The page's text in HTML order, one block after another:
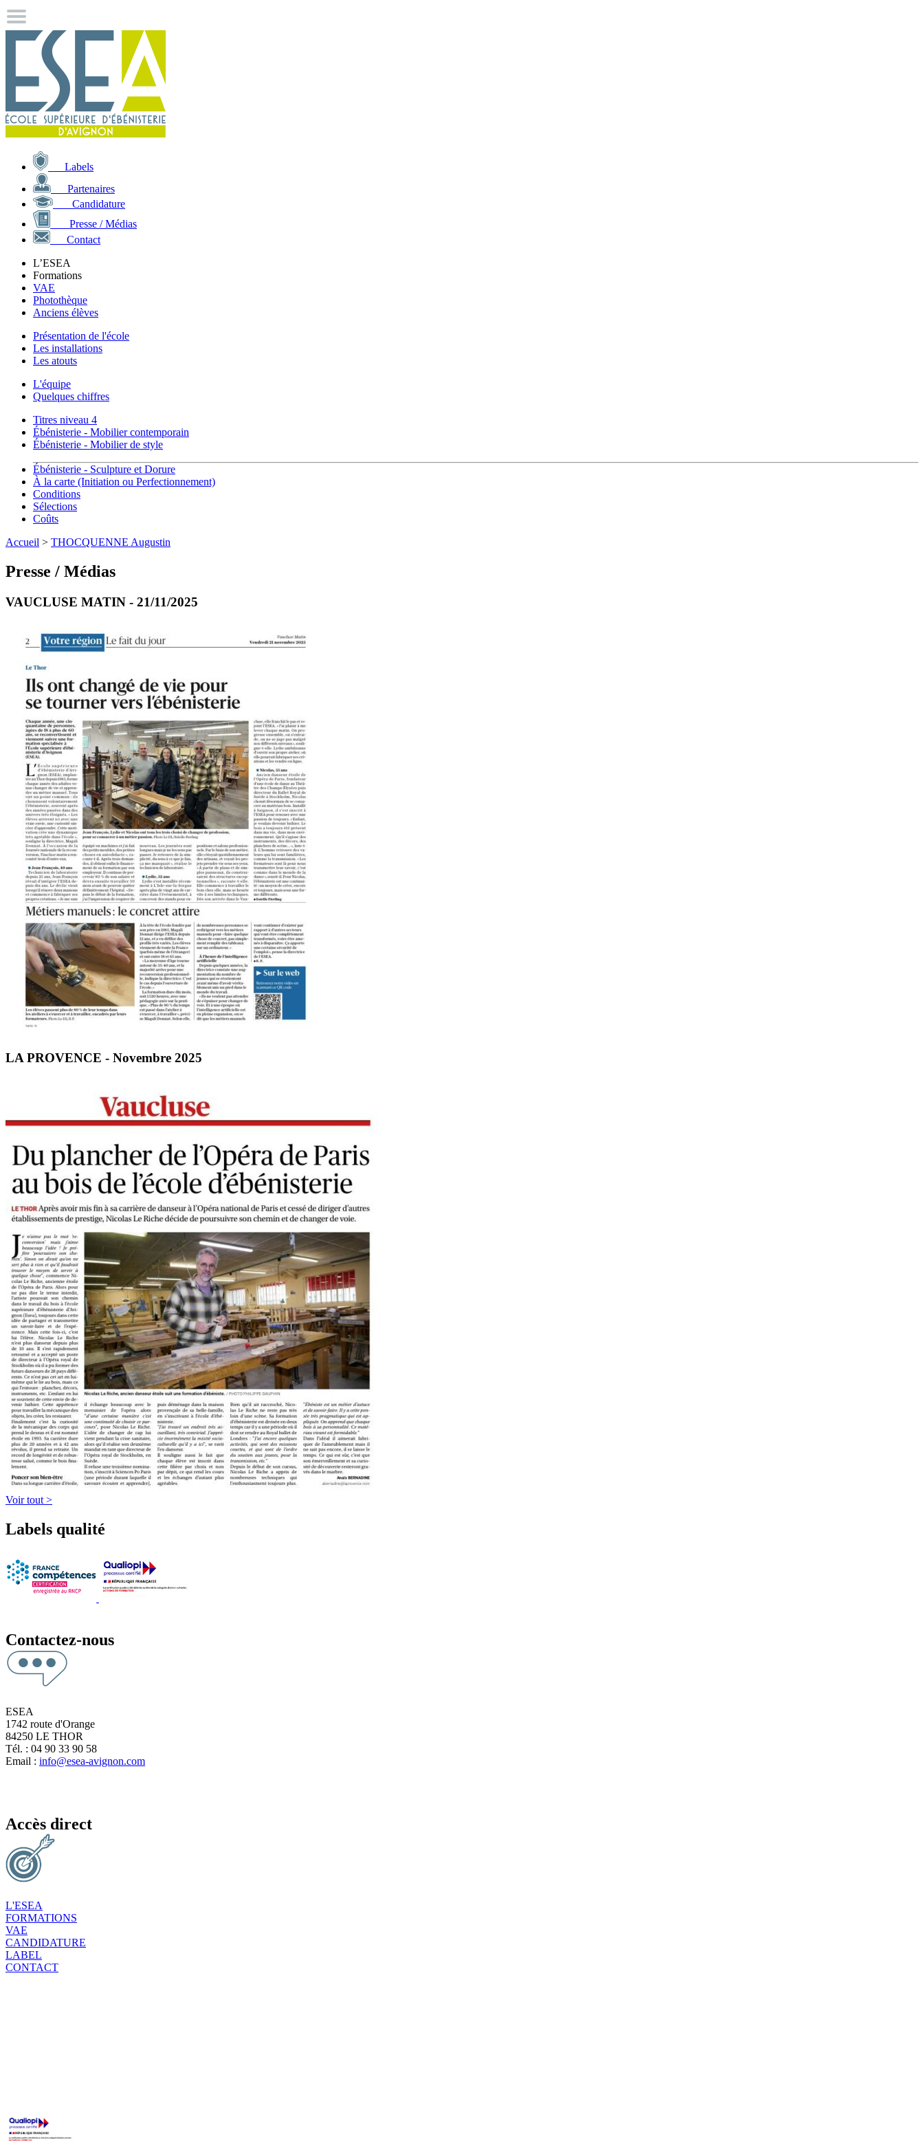
Labels
Partenaires
Candidature
Presse / Médias
Contact
L’ESEA
Formations
VAE
Photothèque
Anciens élèves
Présentation de l'école
Les installations
Les atouts
L'équipe
Quelques chiffres
Titres niveau 4
Ébénisterie - Mobilier contemporain
Ébénisterie - Mobilier de style
Ébénisterie - Sculpture et Dorure
À la carte (Initiation ou Perfectionnement)
Conditions
Sélections
Coûts
Accueil > THOCQUENNE Augustin
Presse / Médias
VAUCLUSE MATIN - 21/11/2025
LA PROVENCE - Novembre 2025
Voir tout >
Labels qualité
Contactez-nous
ESEA
1742 route d'Orange
84250 LE THOR
Tél. : 04 90 33 90 58
Email : info@esea-avignon.com
Accès direct
L'ESEA
FORMATIONS
VAE
CANDIDATURE
LABEL
CONTACT